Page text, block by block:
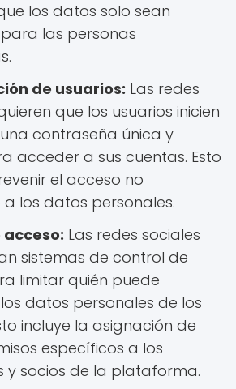
los datos solo sean
las personas
de usuarios: Las redes
que los usuarios inicien
contraseña única y
acceder a sus cuentas. Esto
el acceso no
los datos personales.
Las redes sociales
sistemas de control de
limitar quién puede
datos personales de los
incluye la asignación de
específicos a los
y socios de la plataforma.